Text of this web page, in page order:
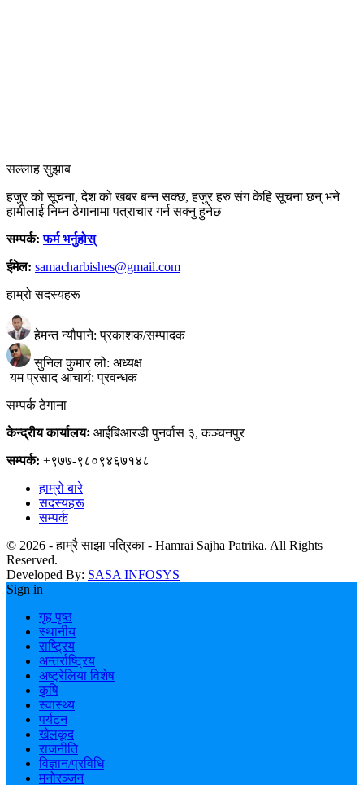
सल्लाह सुझाब
हजुर को सूचना, देश को खबर बन्न सक्छ, हजुर हरु संग केहि सूचना छन् भने
हामीलाई निम्न ठेगानामा पत्राचार गर्न सक्नु हुनेछ
सम्पर्क:फर्म भर्नुहोस्
ईमेल: samacharbishes@gmail.com
हाम्रो सदस्यहरू
हेमन्त न्यौपाने: प्रकाशक/सम्पादक
सुनिल कुमार लो: अध्यक्ष
यम प्रसाद आचार्य: प्रवन्धक
सम्पर्क ठेगाना
केन्द्रीय कार्यालयः आईबिआरडी पुनर्वास ३, कञ्चनपुर
सम्पर्क: +९७७-९८०९४६७१४८
हाम्रो बारे
सदस्यहरू
सम्पर्क
© 2026 - हाम्रै साझा पत्रिका - Hamrai Sajha Patrika. All Rights
Reserved.
Developed By: SASA INFOSYS
Sign in
गृह पृष्ठ
स्थानीय
राष्ट्रिय
अन्तर्राष्ट्रिय
अष्ट्रेलिया विशेष
कृषि
स्वास्थ्य
पर्यटन
खेलकूद
राजनीति
विज्ञान/प्रविधि
मनोरञ्जन